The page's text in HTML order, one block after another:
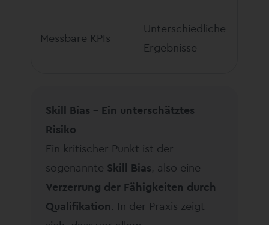
Messbare KPIs
Unterschiedliche
Ergebnisse
Skill Bias – Ein unterschätztes
Risiko
Ein kritischer Punkt ist der
sogenannte Skill Bias, also eine
Verzerrung der Fähigkeiten durch
Qualifikation. In der Praxis zeigt